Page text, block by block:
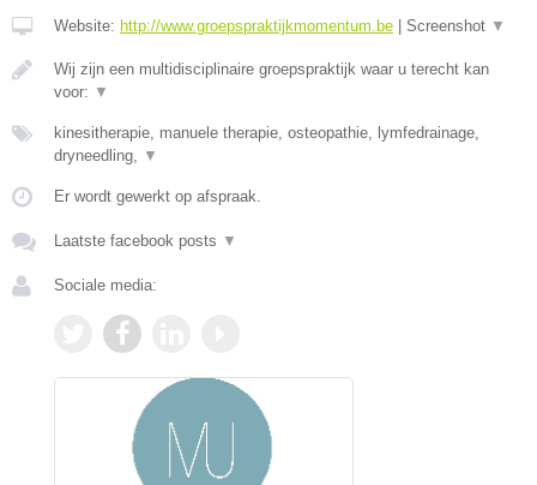
Website: http://www.groepspraktijkmomentum.be Screenshot ▼
Wij zijn een multidisciplinaire groepspraktijk waar u terecht kan
voor: ▼
kinesitherapie, manuele therapie, osteopathie, lymfedrainage,
dryneedling, ▼
Er wordt gewerkt op afspraak.
Laatste facebook posts ▼
Sociale media: